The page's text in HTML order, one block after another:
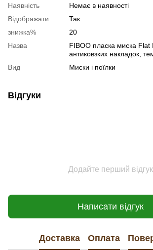
Наявність
Немає в наявності
Відображати
Так
знижка%
20
Назва
FIBOO пласка миска Flat
антиковзких накладок,
Вид
Миски і поїлки
Відгуки
Додайте перший відгук
Написати відгук
Доставка Оплата